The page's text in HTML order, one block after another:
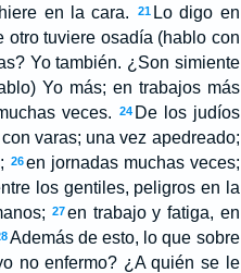
en la cara. 21 Lo digo en
otro tuviere osadía (hablo con
Yo también. ¿Son simiente
Yo más; en trabajos más
veces. 24 De los judíos
varas; una vez apedreado;
26 en jornadas muchas veces;
los gentiles, peligros en la
27en trabajo y fatiga, en
Además de esto, lo que sobre
no enfermo? ¿A quién se le